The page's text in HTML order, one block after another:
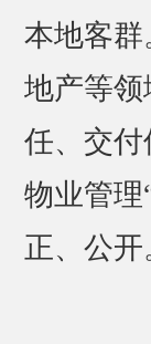
本地客
地产等
任、交
物业管理
正、公开